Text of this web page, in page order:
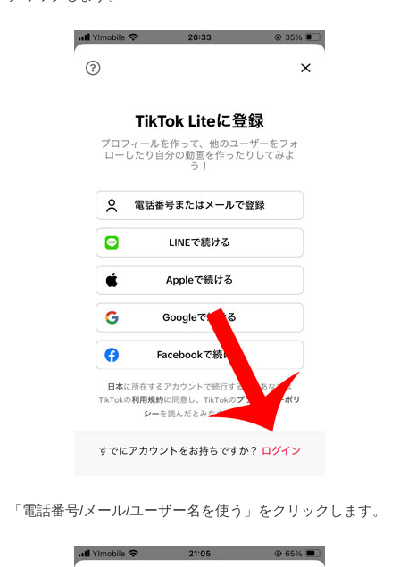
「電話番号/メール/ユーザー名を使う」をクリックします。